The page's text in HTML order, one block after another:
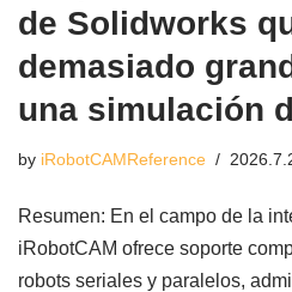
de Solidworks
demasiado
una simulación
by iRobotCAMReference
Resumen: En el campo de la
iRobotCAM ofrece soporte
robots seriales y paralelos,